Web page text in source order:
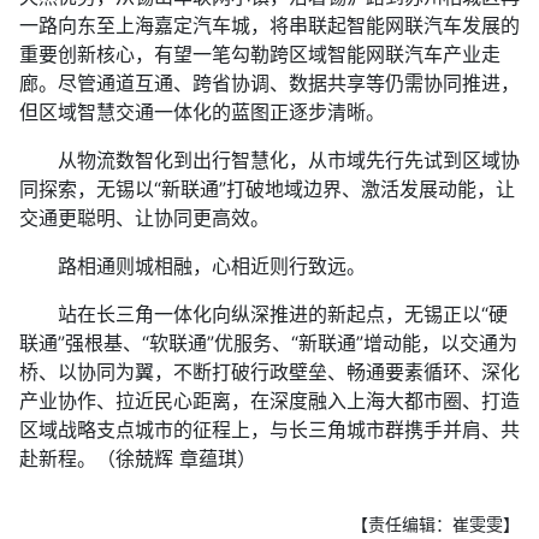
一路向东至上海嘉定汽车城，将串联起智能网联汽车发展的
重要创新核心，有望一笔勾勒跨区域智能网联汽车产业走
廊。尽管通道互通、跨省协调、数据共享等仍需协同推进，
但区域智慧交通一体化的蓝图正逐步清晰。
从物流数智化到出行智慧化，从市域先行先试到区域协
同探索，无锡以“新联通”打破地域边界、激活发展动能，让
交通更聪明、让协同更高效。
路相通则城相融，心相近则行致远。
站在长三角一体化向纵深推进的新起点，无锡正以“硬
联通”强根基、“软联通”优服务、“新联通”增动能，以交通为
桥、以协同为翼，不断打破行政壁垒、畅通要素循环、深化
产业协作、拉近民心距离，在深度融入上海大都市圈、打造
区域战略支点城市的征程上，与长三角城市群携手并肩、共
赴新程。（徐兢辉 章蕴琪）
【责任编辑：崔雯雯】